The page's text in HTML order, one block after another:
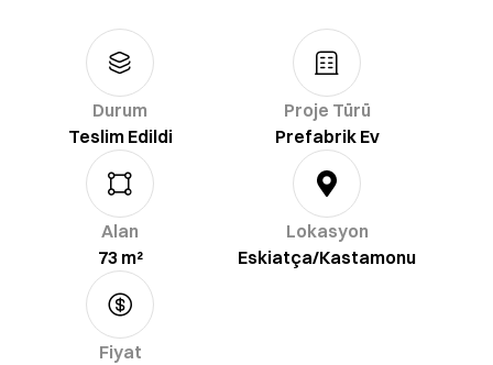
Durum
Teslim Edildi
Proje Türü
Prefabrik Ev
Alan
73 m²
Lokasyon
Eskiatça/Kastamonu
Fiyat